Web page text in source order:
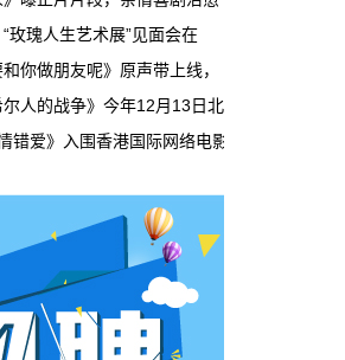
电影院里的占比缩水了一半还
夸张，从8.9%跌到2.9%，几
本网原创
量，真人短剧赢了命
全行业上线微短剧12.8万部，
本网原创
“玫瑰人生艺术展”见面会在
你做朋友呢》原声带上线，
尔人的战争》今年12月13日北
错爱》入围香港国际网络电影